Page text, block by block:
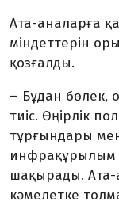
Ата-аналарға
міндеттерін
қозғалды.
– Бұдан бөлек,
тиіс. Өңірлік
тұрғындары
инфрақұрылым
шақырады. Ата-
кәмелетке